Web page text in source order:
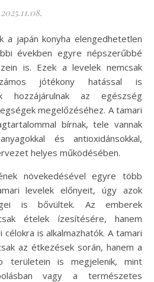
2025.11.08.
években egyre népszerűbbé
is. Ezek a levelek nemcsak
jótékony hatással is
hozzájárulnak az egészség
megelőzéséhez. A tamari
bírnak, tele vannak
és antioxidánsokkal,
helyes működésében.
növekedésével egyre több
levelek előnyeit, úgy azok
is bővültek. Az emberek
ételek ízesítésére, hanem
is alkalmazhatók. A tamari
az étkezések során, hanem a
területein is megjelenik, mint
vagy a természetes